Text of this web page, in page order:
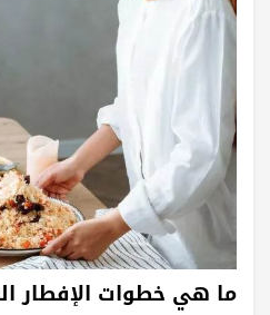
ما هي خطوات الإفطار